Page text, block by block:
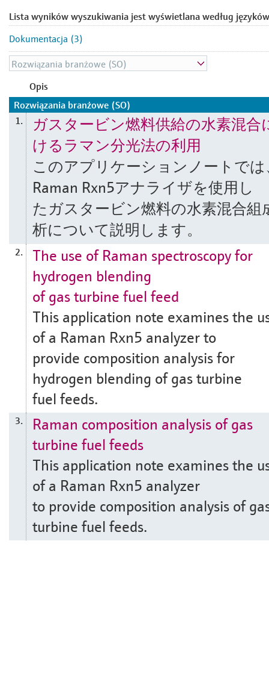
Lista wyników wyszukiwania jest wyświetlana według
Dokumentacja (3)
Opis
Rozwiązania branżowe (SO)
1.
ガスタービン燃料供給の水素混合
けるラマン分光法の利用
このアプリケーションノートでは
Raman Rxn5アナライザを使用し
たガスタービン燃料の水素混合組
析について説明します。
2.
The use of Raman spectroscopy for
hydrogen blending
of gas turbine fuel feed
This application note examines the
of a Raman Rxn5 analyzer to
provide composition analysis for
hydrogen blending of gas turbine
fuel feeds.
3.
Raman composition analysis of gas
turbine fuel feeds
This application note examines the
of a Raman Rxn5 analyzer
to provide composition analysis of
turbine fuel feeds.